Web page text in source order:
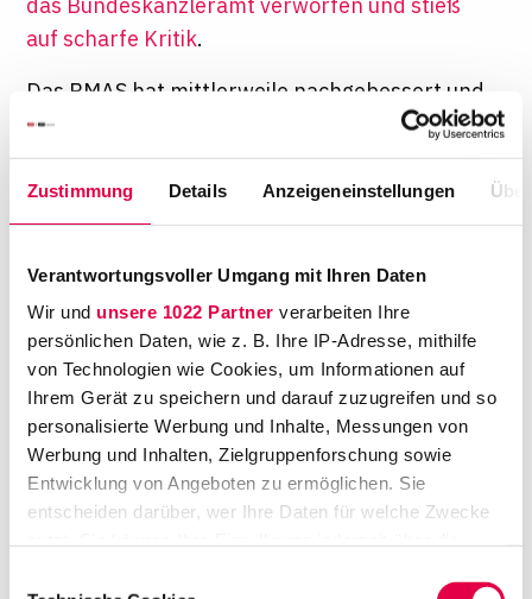
Zustimmung Details Anzeigeneinstellungen
Verantwortungsvoller Umgang mit Ihren Daten
Wir und unsere 1022 Partner verarbeiten Ihre
persönlichen Daten, wie z. B. Ihre IP-Adresse, mithilfe
von Technologien wie Cookies, um Informationen auf
Ihrem Gerät zu speichern und darauf zuzugreifen und so
personalisierte Werbung und Inhalte, Messungen von
Werbung und Inhalten, Zielgruppenforschung sowie
Entwicklung von Angeboten zu ermöglichen. Sie
entscheiden darüber, wer Ihre Daten für welche Zwecke
das Bundeskanzleramt verworfen und stieß
auf scharfe Kritik.
Das BMAS hat mittlerweile nachgebessert und
im November 2020 eine überarbeitete
Fassung fertiggestellt. Doch damit nicht
genug: Gleichzeitig arbeitet auch der
sogenannte "Arbeitskreis der Zukunft" der
Gesetz zur Erleichterung der mobilen Arbeit
(EMAG).
Im Fokus: Regelmäßiges
mobiles Arbeiten
Beide Gesetzesvorhaben haben sich zum Ziel